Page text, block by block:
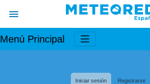
Menú Principal
Iniciar sesión Registrarse